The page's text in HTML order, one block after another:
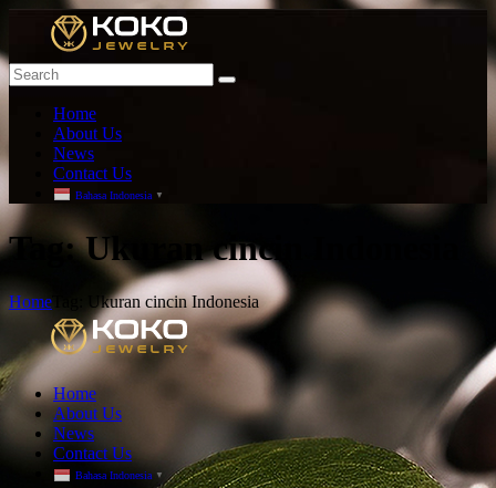
Home
About Us
News
Contact Us
Bahasa Indonesia ▼
T ag: Ukuran cincin Indonesia
Home Tag: Ukuran cincin Indonesia
Home
About Us
News
Contact Us
Bahasa Indonesia ▼